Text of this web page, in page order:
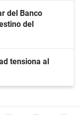
del Banco
del
tensiona al